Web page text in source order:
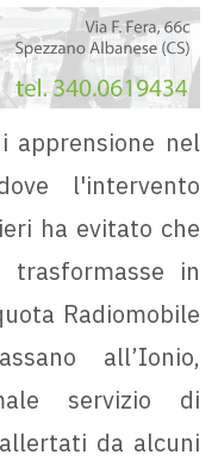
apprensione nel
l'intervento
ha evitato che
trasformasse in
Radiomobile
all’Ionio,
servizio di
da alcuni